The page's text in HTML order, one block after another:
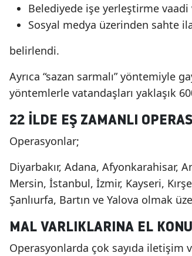
Belediyede işe yerleştirme
Sosyal medya üzerinden sahte
belirlendi.
Ayrıca “sazan sarmalı” yöntemiyle
yöntemlerle vatandaşları yaklaşık
22 ILDE EŞ ZAMANLI
Operasyonlar;
Diyarbakır, Adana, Afyonkarahisar,
Mersin, İstanbul, İzmir, Kayseri,
Şanlıurfa, Bartın ve Yalova olmak
MAL VARLIKLARINA EL
Operasyonlarda çok sayıda